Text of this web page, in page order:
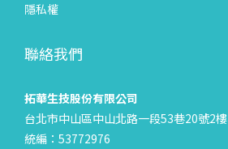
隱私權
聯絡我們
拓華生技股份有限公司
台北市中山區中山北路一段53巷20號2樓
統編：53772976